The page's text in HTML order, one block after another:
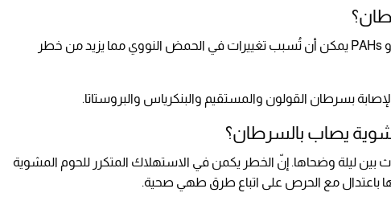
أكد المعهد الوطني للسرطان أنّ HCAs و PAHs يمكن أن تُسبب تغييرات في الحمض النووي مما يزيد من خطر
بسرطان القولون والمستقيم والبنكرياس والبروستاتا.
يصاب بالسرطان؟
بين ليلة وضحاها. إنّ الخطر يكمن في الاستهلاك المتكرر للحوم المشوية
باعتدال مع الحرص على اتباع طرق طهي صحية.